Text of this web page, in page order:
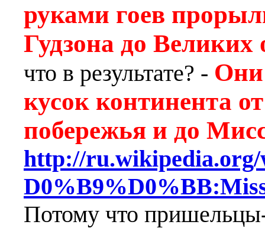
руками гоев
Гудзона до Великих
что в результате? - Они
кусок континента
побережья и до
http://
Потому что